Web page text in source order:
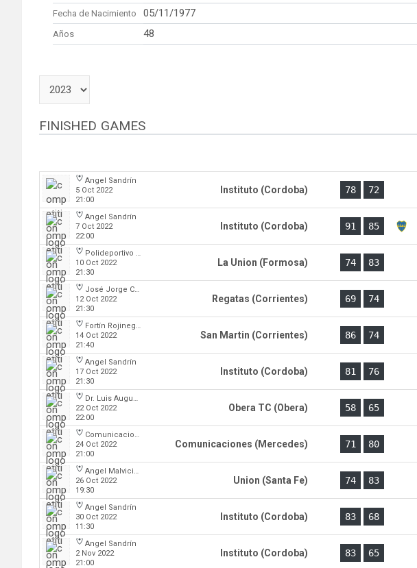
Fecha de Nacimiento 05/11/1977
Años 48
FINISHED GAMES
Angel Sandrín
5 Oct 2022
21:00
Instituto (Cordoba) 78 72
Angel Sandrín
7 Oct 2022
22:00
Instituto (Cordoba) 91 85
Polideportivo Cincuentenario
10 Oct 2022
21:30
La Union (Formosa) 74 83
José Jorge Contte
12 Oct 2022
21:30
Regatas (Corrientes) 69 74
Fortín Rojinegro
14 Oct 2022
21:40
San Martin (Corrientes) 86 74
Angel Sandrín
17 Oct 2022
21:30
Instituto (Cordoba) 81 76
Dr. Luis Augusto Derna
22 Oct 2022
22:00
Obera TC (Obera) 58 65
Comunicaciones
24 Oct 2022
21:00
Comunicaciones (Mercedes) 71 80
Angel Malvicino
26 Oct 2022
19:30
Union (Santa Fe) 74 83
Angel Sandrín
30 Oct 2022
11:30
Instituto (Cordoba) 83 68
Angel Sandrín
2 Nov 2022
21:00
Instituto (Cordoba) 83 65